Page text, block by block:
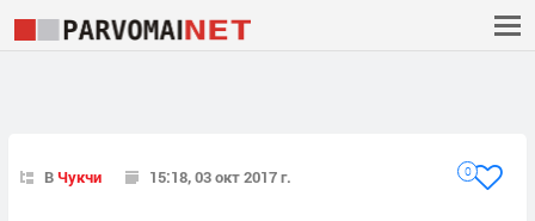
ВЧукчи 15:18, 03 окт 2017 г. 0